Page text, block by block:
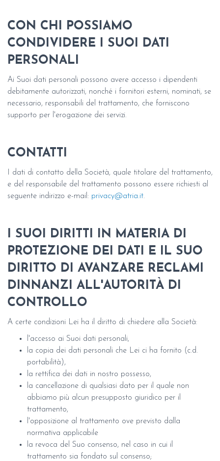
CON CHI POSSIAMO
CONDIVIDERE I SUOI DATI
PERSONALI
Ai Suoi dati personali possono avere accesso i dipendenti
debitamente autorizzati, nonché i fornitori esterni, nominati, se
necessario, responsabili del trattamento, che forniscono
supporto per l'erogazione dei servizi.
CONTATTI
I dati di contatto della Società, quale titolare del trattamento,
e del responsabile del trattamento possono essere richiesti al
seguente indirizzo e-mail: privacy@atria.it.
I SUOI DIRITTI IN MATERIA DI
PROTEZIONE DEI DATI E IL SUO
DIRITTO DI AVANZARE RECLAMI
DINNANZI ALL'AUTORITÀ DI
CONTROLLO
A certe condizioni Lei ha il diritto di chiedere alla Società:
l'accesso ai Suoi dati personali,
la copia dei dati personali che Lei ci ha fornito (c.d.
portabilità),
la rettifica dei dati in nostro possesso,
la cancellazione di qualsiasi dato per il quale non
abbiamo più alcun presupposto giuridico per il
trattamento,
l'opposizione al trattamento ove previsto dalla
normativa applicabile
la revoca del Suo consenso, nel caso in cui il
trattamento sia fondato sul consenso;